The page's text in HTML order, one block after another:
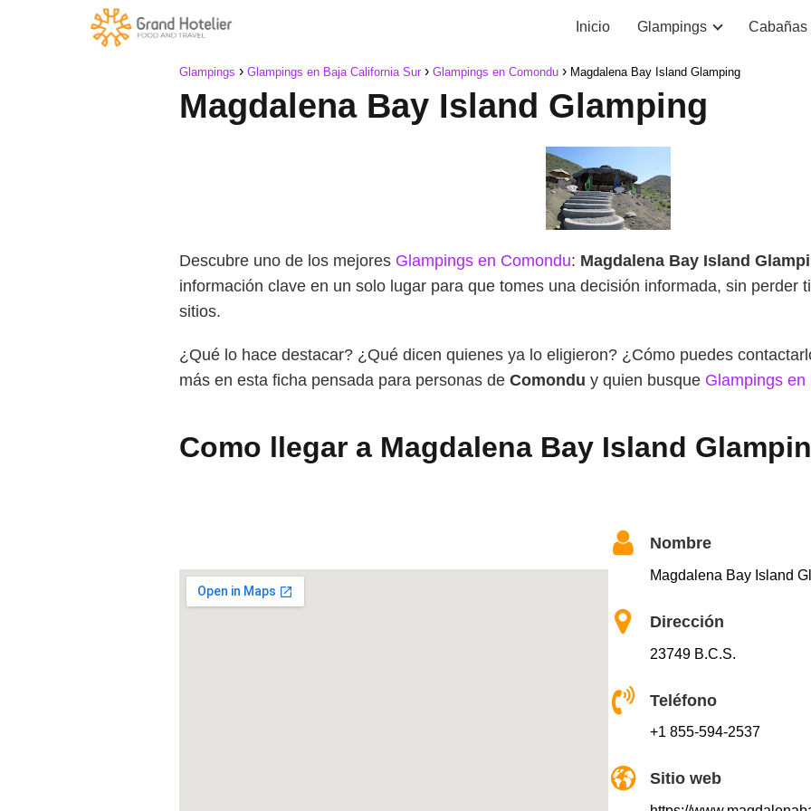
Inicio Glampings Cabañas
Glampings Glampings en Baja California Sur Glampings en Comondu Magdalena Bay Island Glamping
Magdalena Bay Island Glamping
Descubre uno de los mejores Glampings en Comondu: Magdalena Bay Island
información clave en un solo lugar para que tomes una decisión informada, sin perder
sitios.
¿Qué lo hace destacar? ¿Qué dicen quienes ya lo eligieron? ¿Cómo puedes
más en esta ficha pensada para personas de Comondu y quien busque Glampings en
Como llegar a Magdalena Bay Island
Nombre
Magdalena Bay Island
Dirección
23749 B.C.S.
Teléfono
+1 855-594-2537
Sitio web